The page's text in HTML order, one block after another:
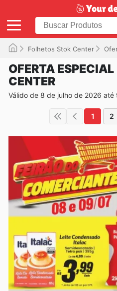
Folhetos Stok Center
OFERTA
CENTER
Válido de 8 de julho de 2026 até
1 2